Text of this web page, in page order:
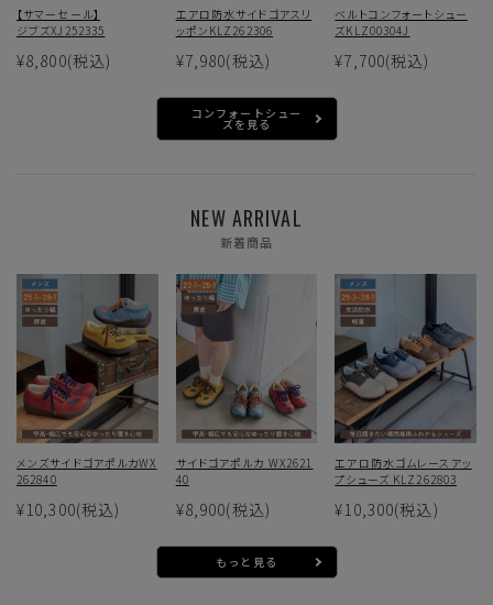
【サマーセール】
ジブズXJ252335
¥8,800(税込)
エアロ防水サイドゴアスリ
ッポンKLZ262306
¥7,980(税込)
ベルトコンフォートシュー
ズKLZ00304J
¥7,700(税込)
コンフォートシュー
ズを見る
NEW ARRIVAL
新着商品
メンズサイドゴアポルカWX
262840
¥10,300(税込)
サイドゴアポルカ WX2621
40
¥8,900(税込)
エアロ防水ゴムレースアッ
プシューズ KLZ262803
¥10,300(税込)
もっと見る